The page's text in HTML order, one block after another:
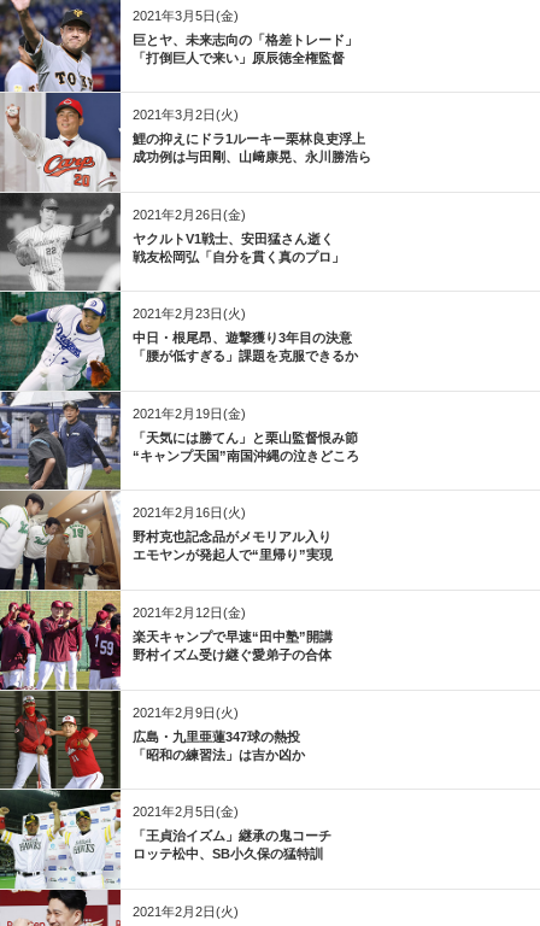
2021年3月5日(金)
巨とヤ、未来志向の「格差トレード」
「打倒巨人で来い」原辰徳全権監督
2021年3月2日(火)
鯉の抑えにドラ1ルーキー栗林良吏浮上
成功例は与田剛、山﨑康晃、永川勝浩ら
2021年2月26日(金)
ヤクルトV1戦士、安田猛さん逝く
戦友松岡弘「自分を貫く真のプロ」
2021年2月23日(火)
中日・根尾昂、遊撃獲り3年目の決意
「腰が低すぎる」課題を克服できるか
2021年2月19日(金)
「天気には勝てん」と栗山監督恨み節
“キャンプ天国”南国沖縄の泣きどころ
2021年2月16日(火)
野村克也記念品がメモリアル入り
エモヤンが発起人で“里帰り”実現
2021年2月12日(金)
楽天キャンプで早速“田中塾”開講
野村イズム受け継ぐ愛弟子の合体
2021年2月9日(火)
広島・九里亜蓮347球の熱投
「昭和の練習法」は吉か凶か
2021年2月5日(金)
「王貞治イズム」継承の鬼コーチ
ロッテ松中、SB小久保の猛特訓
2021年2月2日(火)